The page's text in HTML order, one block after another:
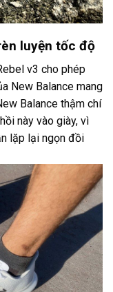
luyện tốc độ
v3 cho phép
New Balance mang
Balance thậm chí
này vào giày, vì
lặp lại ngọn đồi